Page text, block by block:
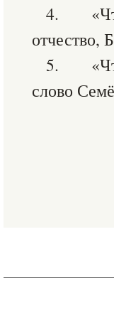
4. «Что
отчество,
5. «Что
слово